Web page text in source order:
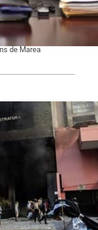
impérialistes
sur le site
de Marea